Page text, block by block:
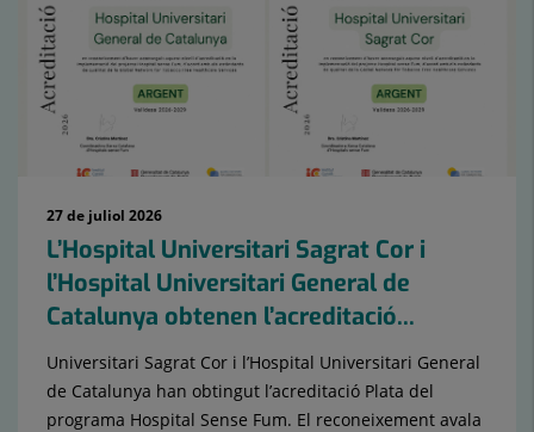
27 de juliol 2026
L’Hospital Universitari Sagrat Cor i
l’Hospital Universitari General de
Catalunya obtenen l’acreditació...
Universitari Sagrat Cor i l’Hospital Universitari General
de Catalunya han obtingut l’acreditació Plata del
programa Hospital Sense Fum. El reconeixement avala